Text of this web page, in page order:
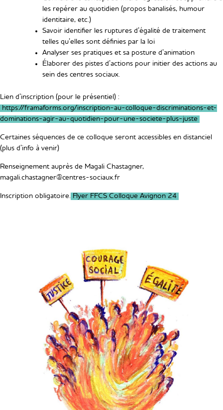
les repérer au quotidien (propos banalisés, humour
identitaire, etc.)
Savoir identifier les ruptures d’égalité de traitement
telles qu’elles sont définies par la loi
Analyser ses pratiques et sa posture d’animation
Élaborer des pistes d’actions pour initier des actions au
sein des centres sociaux.
Lien d’inscription (pour le présentiel) :
https://framaforms.org/inscription-au-colloque-discriminations-et-
dominations-agir-au-quotidien-pour-une-societe-plus-juste
Certaines séquences de ce colloque seront accessibles en distanciel
(plus d’info à venir)
Renseignement auprès de Magali Chastagner,
magali.chastagner@centres-sociaux.fr
Inscription obligatoire. Flyer FFCS Colloque Avignon 24